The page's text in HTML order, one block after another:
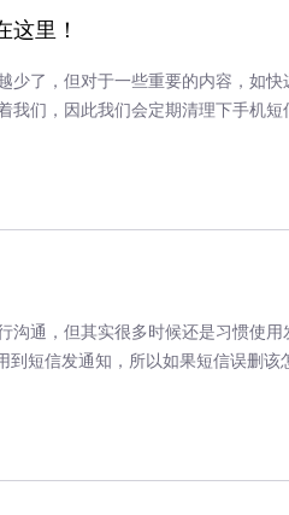
里！
了，但对于一些重要的内容，如
们，因此我们会定期清理下手机
通，但其实很多时候还是习惯使用
短信发通知，所以如果短信误删该